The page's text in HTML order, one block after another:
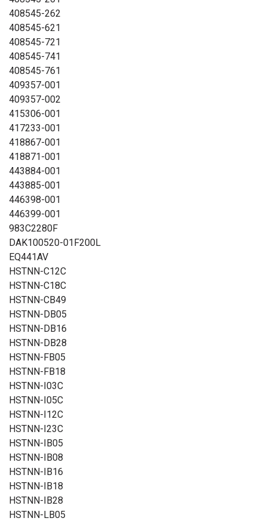
408545-262
408545-621
408545-721
408545-741
408545-761
409357-001
409357-002
415306-001
417233-001
418867-001
418871-001
443884-001
443885-001
446398-001
446399-001
983C2280F
DAK100520-01F200L
EQ441AV
HSTNN-C12C
HSTNN-C18C
HSTNN-CB49
HSTNN-DB05
HSTNN-DB16
HSTNN-DB28
HSTNN-FB05
HSTNN-FB18
HSTNN-I03C
HSTNN-I05C
HSTNN-I12C
HSTNN-I23C
HSTNN-IB05
HSTNN-IB08
HSTNN-IB16
HSTNN-IB18
HSTNN-IB28
HSTNN-LB05